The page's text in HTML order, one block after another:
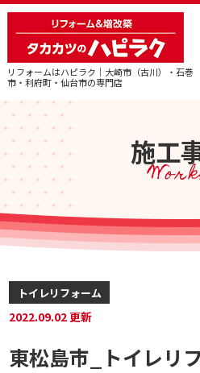
リフォームはハピラク｜大崎市（古川）・石巻
市・利府町・仙台市の専門店
施工
トイレリフォーム
2022.09.02 更新
東松島市_トイレリ